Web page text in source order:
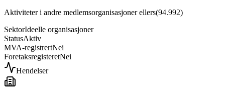
Aktiviteter i andre medlemsorganisasjoner ellers(94.992)
SektorIdeelle organisasjoner
StatusAktiv
MVA-registrertNei
ForetaksregisteretNei
Hendelser